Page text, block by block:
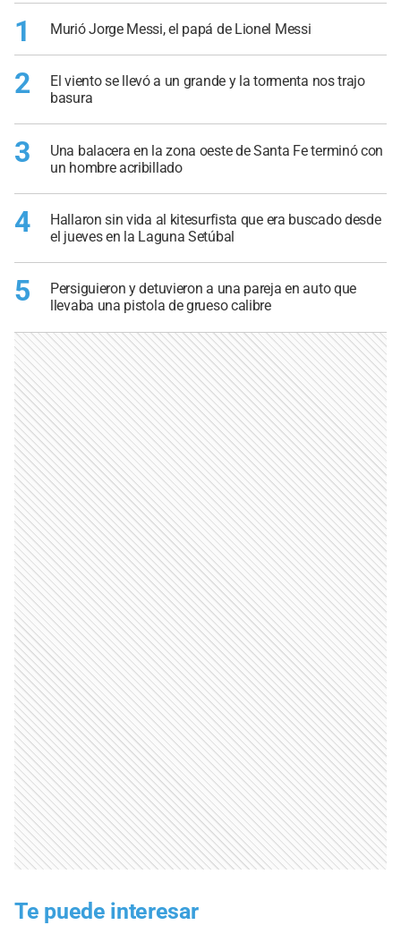
1 Murió Jorge Messi, el papá de Lionel Messi
2
El viento se llevó a un grande y la tormenta nos trajo
basura
3
Una balacera en la zona oeste de Santa Fe terminó con
un hombre acribillado
4
Hallaron sin vida al kitesurfista que era buscado desde
el jueves en la Laguna Setúbal
5
Persiguieron y detuvieron a una pareja en auto que
llevaba una pistola de grueso calibre
Te puede interesar